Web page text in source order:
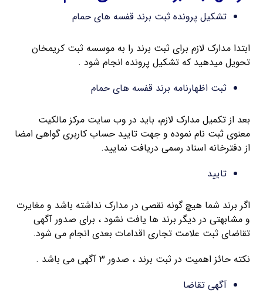
تشکیل پرونده ثبت برند قفسه های حمام
ابتدا مدارک لازم برای ثبت برند را به موسسه ثبت کریمخان
تحویل میدهید که تشکیل پرونده انجام شود .
ثبت اظهارنامه برند قفسه های حمام
بعد از تکمیل مدارک لازم، باید در وب سایت مرکز مالکیت
معنوی ثبت نام نموده و جهت تایید حساب کاربری گواهی امضا
از دفترخانه اسناد رسمی دریافت نمایید.
تایید
اگر برند شما هیچ گونه نقصی در مدارک نداشته باشد و مغایرت
و مشابهتی در دیگر برند ها یافت نشود ، برای صدور آگهی
تقاضای ثبت علامت تجاری اقدامات بعدی انجام می شود.
نکته حائز اهمیت در ثبت برند ، صدور ۳ آگهی می باشد .
آگهی تقاضا